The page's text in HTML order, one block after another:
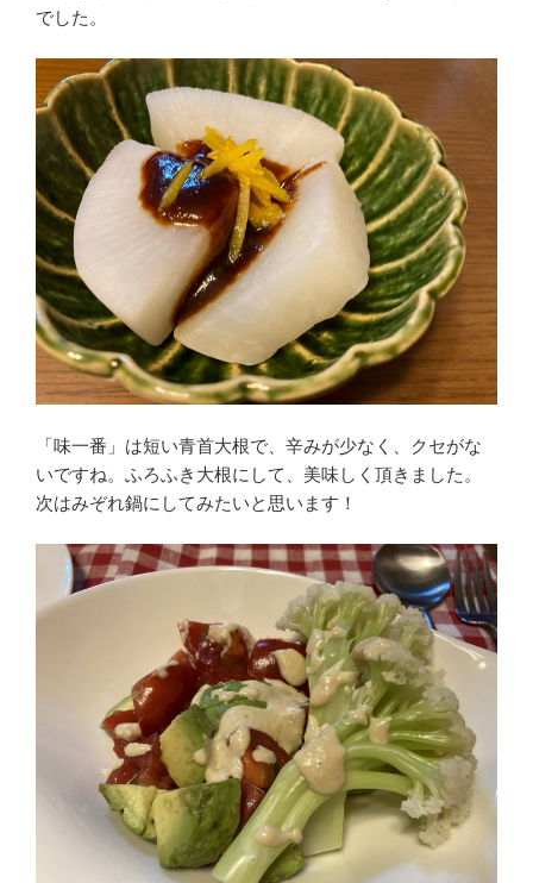
でした。
「味一番」は短い青首大根で、辛みが少なく、クセがな
いですね。ふろふき大根にして、美味しく頂きました。
次はみぞれ鍋にしてみたいと思います！